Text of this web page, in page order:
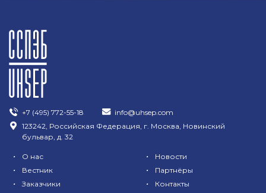
+7 (495) 772-55-18
info@uhsep.com
123242, Российская Федерация, г. Москва, Новинский
бульвар, д. 32
• О нас • Новости
• Вестник • Партнёры
• Заказчики • Контакты